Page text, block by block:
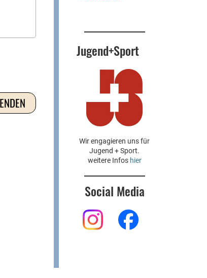
Jugend+Sport
Wir engagieren uns für
Jugend + Sport.
weitere Infos hier
Social Media